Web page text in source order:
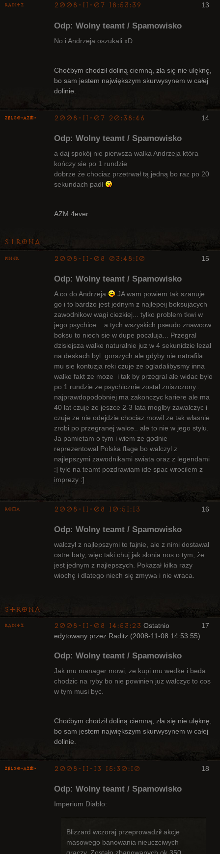
13
Raditz 2008-11-07 18:53:39
Odp: Wolny teamt / Spamowisko
No i Andrzeja oszukali xD
Choćbym chodził doliną ciemną, zła się nie ulęknę,
bo sam jestem największym skurwysynem w całej
dolinie.
14
ZelgO-AZM- 2008-11-07 20:38:46
Odp: Wolny teamt / Spamowisko
a daj spokój nie pierwsza walka Andrzeja która
kończy sie po 1 rundzie
dobrze że chociaz przetrwał tą jedną bo raz po 20
sekundach padł
AZM 4ever
Strona
15
pinek 2008-11-08 03:48:10
Odp: Wolny teamt / Spamowisko
A co do Andrzeja
JA wam powiem tak szanuje
go i to bardzo jest jednym z najlepeij boksujacych
zawodnikow wagi ciezkiej... tylko problem tkwi w
jego psychice... a tych wszyskich pseudo znawcow
boksu to niech sie w dupe pocaluja... Przegral
dzisiejsza walke naturalnie juz w 4 sekunidzie lezal
na deskach byl gorszych ale gdyby nie natrafila
mu sie kontuzja reki czuje ze ogladalibysmy inna
walke fakt ze moze i tak by przegral ale widac bylo
po 1 rundzie ze psychicznie zostal zniszczony..
najprawdopodobniej ma zakonczyc kariere ale ma
40 lat czuje ze jeszce 2-3 lata moglby zawalczyc i
czuje ze nie odejdzie chociaz mowil ze tak wlasnie
zrobi po przegranej walce.. ale to nie w jego stylu.
Ja pamietam o tym i wiem ze godnie
reprezentowal Polska flage bo walczyl z
najlepszymi zawodnikami swiata oraz z legendami
:] tyle na teamt pozdrawiam ide spac wrocilem z
imprezy :]
16
Roma 2008-11-08 10:51:13
Odp: Wolny teamt / Spamowisko
walczył z najlepszymi to fajnie, ale z nimi dostawał
ostre baty, więc taki chuj jak słonia nos o tym, że
jest jednym z najlepszych. Pokazał kilka razy
wiochę i dlatego niech się zmywa i nie wraca.
Strona
17
Raditz 2008-11-08 14:53:23 Ostatnio
edytowany przez Raditz (2008-11-08 14:53:55)
Odp: Wolny teamt / Spamowisko
Jak mu manager mowi, ze kupi mu wedke i beda
chodzic na ryby bo nie powinien juz walczyc to cos
w tym musi byc.
Choćbym chodził doliną ciemną, zła się nie ulęknę,
bo sam jestem największym skurwysynem w całej
dolinie.
18
ZelgO-AZM- 2008-11-13 15:30:10
Odp: Wolny teamt / Spamowisko
Imperium Diablo:
Blizzard wczoraj przeprowadził akcje
masowego banowania nieuczciwych
graczy. Zostało zbanowanych ok 350